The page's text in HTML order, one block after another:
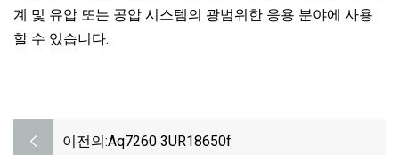
계 및 유압 또는 공압 시스템의 광범위한 응용 분야에 사용
할 수 있습니다.
이전의:Aq7260 3UR18650f